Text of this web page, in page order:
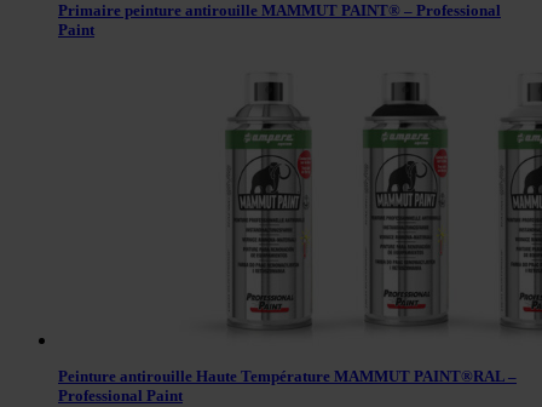
Primaire peinture antirouille MAMMUT PAINT® – Professional
Paint
Peinture antirouille Haute Température MAMMUT PAINT®RAL –
Professional Paint